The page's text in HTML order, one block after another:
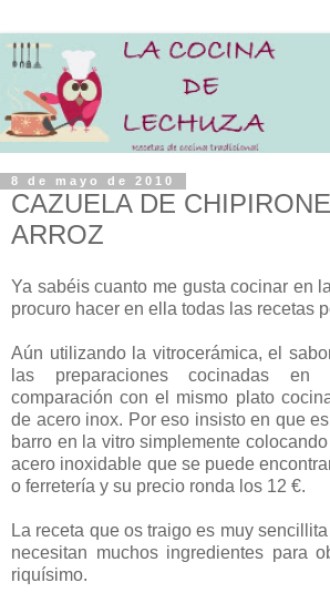
8 de mayo de 2010
CAZUELA DE
ARROZ
Ya sabéis cuanto me gusta cocinar en
procuro hacer en ella todas las recetas
Aún utilizando la vitrocerámica, el
las preparaciones cocinadas
comparación con el mismo plato
de acero inox. Por eso insisto en que
barro en la vitro simplemente
acero inoxidable que se puede
o ferretería y su precio ronda los 12 €.
La receta que os traigo es muy
necesitan muchos ingredientes para
riquísimo.